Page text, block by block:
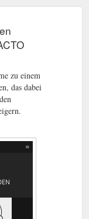
zu einem
das dabei